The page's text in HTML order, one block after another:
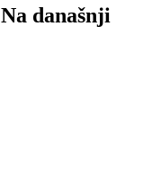
Na današnji